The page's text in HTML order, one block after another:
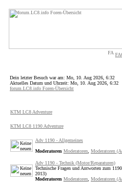
Dein letzter Besuch war am: Mo, 10. Aug 2026, 6:32
Aktuelles Datum und Uhrzeit: Mo, 10. Aug 2026, 6:32
forum.LC8.info Foren-Übersicht
KTM LC8 Adventure
KTM LC8 1190 Adventure
Adv 1190 - Allgemeines
Moderatoren Moderatoren Moderatoren
Adv 1190 - Technik (Motor/Reparaturen)
Technische Fragen und Antworten zum
2013)
Moderatoren Moderatoren Moderatoren